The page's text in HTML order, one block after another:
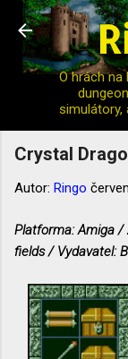
O hrách na
simulátory,
Crystal
Autor: Ringo
Platforma: Amiga /
fields / Vydavatel: